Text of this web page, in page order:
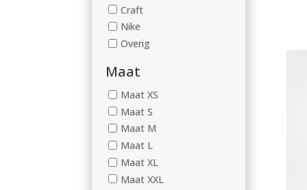
Craft
Nike
Overig
Maat
Maat XS
Maat S
Maat M
Maat L
Maat XL
Maat XXL